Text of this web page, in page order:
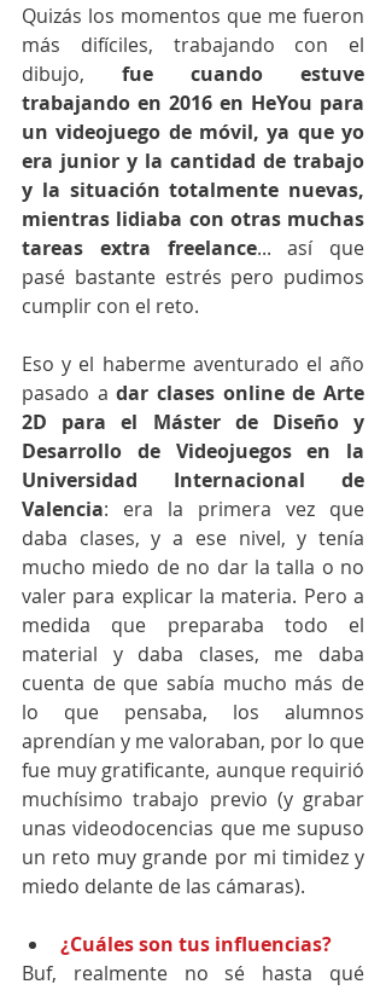
Quizás los momentos que me fueron
más difíciles, trabajando con el
dibujo, fue cuando estuve
trabajando en 2016 en HeYou para
un videojuego de móvil, ya que yo
era junior y la cantidad de trabajo
y la situación totalmente nuevas,
mientras lidiaba con otras muchas
tareas extra freelance... así que
pasé bastante estrés pero pudimos
cumplir con el reto.
Eso y el haberme aventurado el año
pasado a dar clases online de Arte
2D para el Máster de Diseño y
Desarrollo de Videojuegos en la
Universidad Internacional de
Valencia: era la primera vez que
daba clases, y a ese nivel, y tenía
mucho miedo de no dar la talla o no
valer para explicar la materia. Pero a
medida que preparaba todo el
material y daba clases, me daba
cuenta de que sabía mucho más de
lo que pensaba, los alumnos
aprendían y me valoraban, por lo que
fue muy gratificante, aunque requirió
muchísimo trabajo previo (y grabar
unas videodocencias que me supuso
un reto muy grande por mi timidez y
miedo delante de las cámaras).
¿Cuáles son tus influencias?
Buf, realmente no sé hasta qué